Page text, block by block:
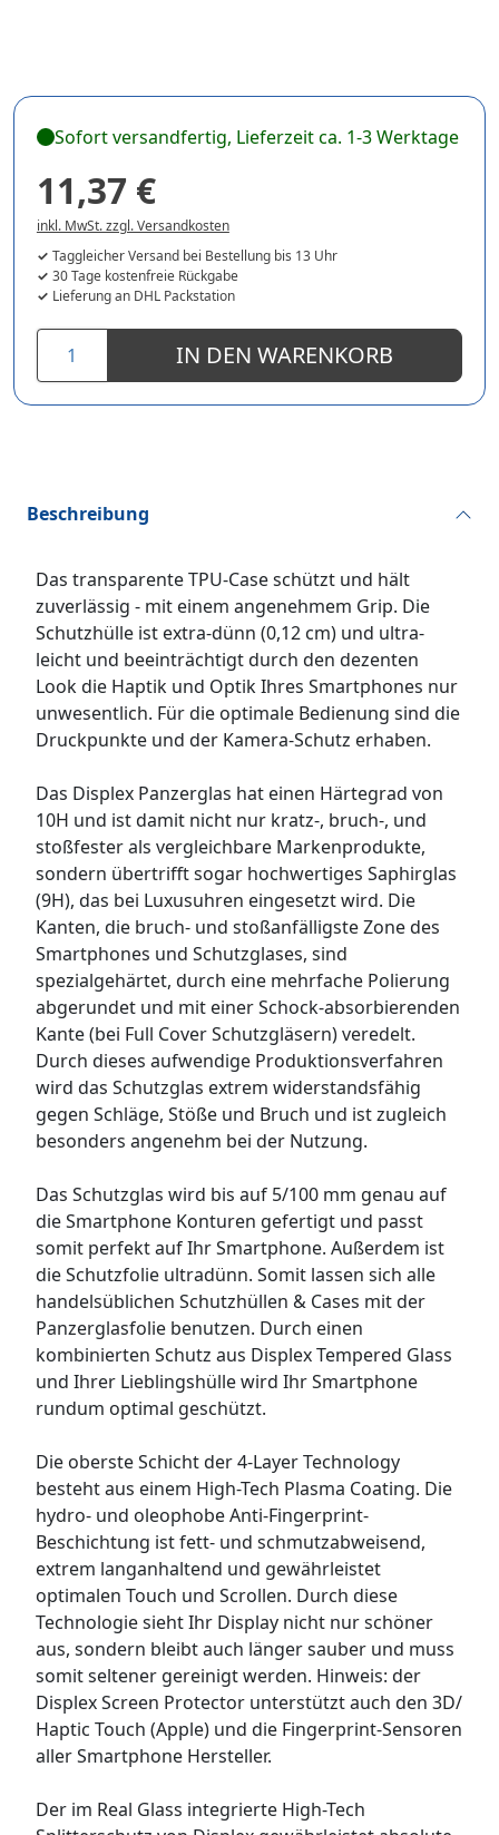
Sofort versandfertig, Lieferzeit ca. 1-3 Werktage
11,37 €
inkl. MwSt. zzgl. Versandkosten
Taggleicher Versand bei Bestellung bis 13 Uhr
30 Tage kostenfreie Rückgabe
Lieferung an DHL Packstation
IN DEN WARENKORB
Beschreibung
Das transparente TPU-Case schützt und hält
zuverlässig - mit einem angenehmem Grip. Die
Schutzhülle ist extra-dünn (0,12 cm) und ultra-
leicht und beeinträchtigt durch den dezenten
Look die Haptik und Optik Ihres Smartphones nur
unwesentlich. Für die optimale Bedienung sind die
Druckpunkte und der Kamera-Schutz erhaben.
Das Displex Panzerglas hat einen Härtegrad von
10H und ist damit nicht nur kratz-, bruch-, und
stoßfester als vergleichbare Markenprodukte,
sondern übertrifft sogar hochwertiges Saphirglas
(9H), das bei Luxusuhren eingesetzt wird. Die
Kanten, die bruch- und stoßanfälligste Zone des
Smartphones und Schutzglases, sind
spezialgehärtet, durch eine mehrfache Polierung
abgerundet und mit einer Schock-absorbierenden
Kante (bei Full Cover Schutzgläsern) veredelt.
Durch dieses aufwendige Produktionsverfahren
wird das Schutzglas extrem widerstandsfähig
gegen Schläge, Stöße und Bruch und ist zugleich
besonders angenehm bei der Nutzung.
Das Schutzglas wird bis auf 5/100 mm genau auf
die Smartphone Konturen gefertigt und passt
somit perfekt auf Ihr Smartphone. Außerdem ist
die Schutzfolie ultradünn. Somit lassen sich alle
handelsüblichen Schutzhüllen & Cases mit der
Panzerglasfolie benutzen. Durch einen
kombinierten Schutz aus Displex Tempered Glass
und Ihrer Lieblingshülle wird Ihr Smartphone
rundum optimal geschützt.
Die oberste Schicht der 4-Layer Technology
besteht aus einem High-Tech Plasma Coating. Die
hydro- und oleophobe Anti-Fingerprint-
Beschichtung ist fett- und schmutzabweisend,
extrem langanhaltend und gewährleistet
optimalen Touch und Scrollen. Durch diese
Technologie sieht Ihr Display nicht nur schöner
aus, sondern bleibt auch länger sauber und muss
somit seltener gereinigt werden. Hinweis: der
Displex Screen Protector unterstützt auch den 3D/
Haptic Touch (Apple) und die Fingerprint-Sensoren
aller Smartphone Hersteller.
Der im Real Glass integrierte High-Tech